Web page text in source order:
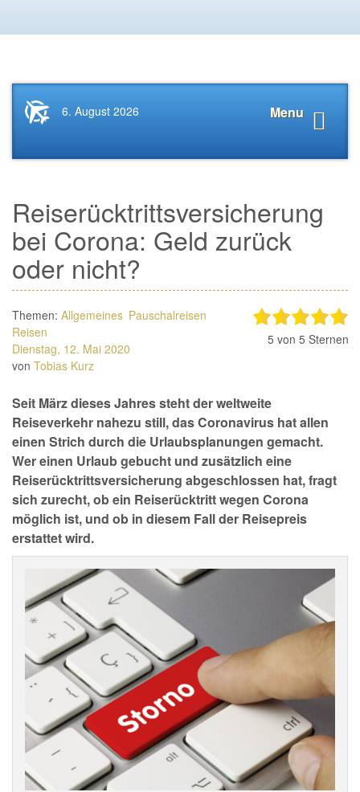
Startseite
News.Tourismus.com
Menu
6. August 2026
Reiserücktrittsversicherung
bei Corona: Geld zurück
oder nicht?
Themen: Allgemeines Pauschalreisen
Reisen
Dienstag, 12. Mai 2020
von Tobias Kurz
5 von 5 Sternen
Seit März dieses Jahres steht der weltweite
Reiseverkehr nahezu still, das Coronavirus hat allen
einen Strich durch die Urlaubsplanungen gemacht.
Wer einen Urlaub gebucht und zusätzlich eine
Reiserücktrittsversicherung abgeschlossen hat, fragt
sich zurecht, ob ein Reiserücktritt wegen Corona
möglich ist, und ob in diesem Fall der Reisepreis
erstattet wird.